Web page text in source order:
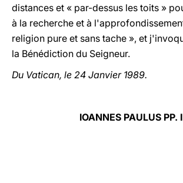
distances et « par-dessus les toits »
à la recherche et à
religion pure et sans tache », et
la Bénédiction du Seigneur.
Du Vatican, le 24 Janvier 1989.
IOANNES PAULUS PP.